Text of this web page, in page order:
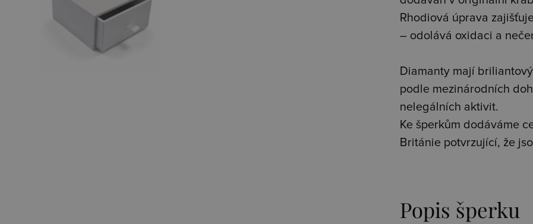
Rhodiová úprava
– odolává oxidaci a
Diamanty mají
podle mezinárodních
nelegálních aktivit.
Ke šperkům dodáváme
Británie potvrzující, že
Popis šperku